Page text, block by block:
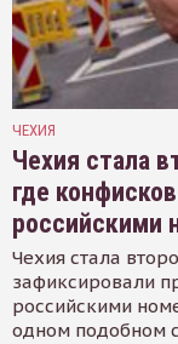
ЧЕХИЯ
Чехия стала
где
российскими
Чехия стала
зафиксировали
российскими
одном подобном